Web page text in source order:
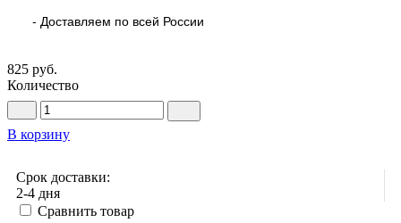
- Доставляем по всей России
825 руб.
Количество
В корзину
Срок доставки:
2-4 дня
Сравнить товар